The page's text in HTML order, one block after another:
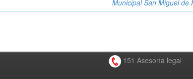
Municipal San Miguel de
151 Asesoría legal